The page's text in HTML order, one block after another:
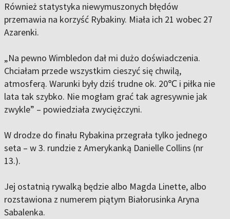
Również statystyka niewymuszonych błędów
przemawia na korzyść Rybakiny. Miała ich 21 wobec 27
Azarenki.
„Na pewno Wimbledon dał mi dużo doświadczenia.
Chciałam przede wszystkim cieszyć się chwilą,
atmosferą. Warunki były dziś trudne ok. 20℃ i piłka nie
lata tak szybko. Nie mogłam grać tak agresywnie jak
zwykle” – powiedziała zwyciężczyni.
W drodze do finału Rybakina przegrała tylko jednego
seta – w 3. rundzie z Amerykanką Danielle Collins (nr
13.).
Jej ostatnią rywalką będzie albo Magda Linette, albo
rozstawiona z numerem piątym Białorusinka Aryna
Sabalenka.